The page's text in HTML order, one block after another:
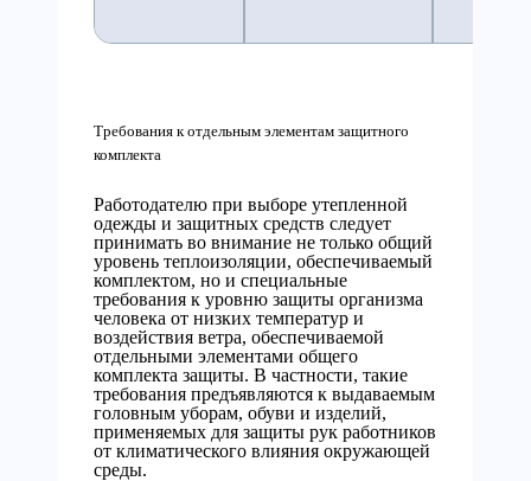
Требования к отдельным элементам защитного
комплекта
Работодателю при выборе утепленной
одежды и защитных средств следует
принимать во внимание не только общий
уровень теплоизоляции, обеспечиваемый
комплектом, но и специальные
требования к уровню защиты организма
человека от низких температур и
воздействия ветра, обеспечиваемой
отдельными элементами общего
комплекта защиты. В частности, такие
требования предъявляются к выдаваемым
головным уборам, обуви и изделий,
применяемых для защиты рук работников
от климатического влияния окружающей
среды.